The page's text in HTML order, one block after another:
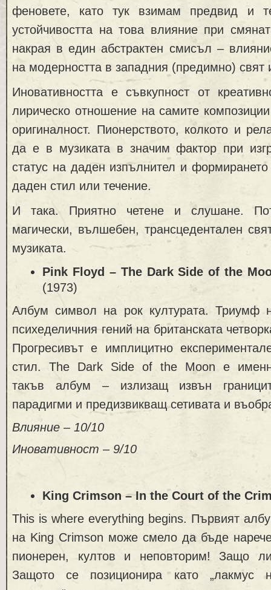
феновете, като тук взимам предвид и
устойчивостта на това влияние при
накрая в един абстрактен смисъл –
на модерността в западния (предимно) свят
Иновативността е съвкупност от
лирическо отношение на самите
оригиналност. Пионерството, колкото и
да е в музиката в значим фактор при
статус на даден изпълнител и
даден стил или течение.
И така. Приятно четене и слушане.
магически, вълшебен, трансцедентален
музиката.
Pink Floyd – The DarkSideofthe
(1973)
Албум символ на рок културата. Триумф
психеделичния гений на британската
Прогресивът е имплицитно
стил. The Dark Side of the Moon е
такъв албум – излизащ извън
парадигми и предизвикващ сетивата и
Влияние – 10/10
Иновативност – 9/10
King Crimson – In the Court of the
This is where everything begins. Първият
на King Crimson може смело да бъде
пионерен, култов и неповторим! Защо
Защото се позиционира като „лакмус